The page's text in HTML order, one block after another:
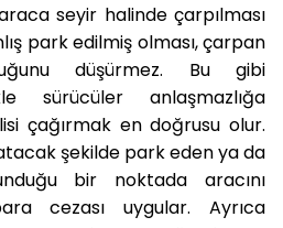
seyir halinde çarpılması
park edilmiş olması, çarpan
düşürmez. Bu gibi
sürücüler anlaşmazlığa
çağırmak en doğrusu olur.
şekilde park eden ya da
bir noktada aracını
cezası uygular. Ayrıca